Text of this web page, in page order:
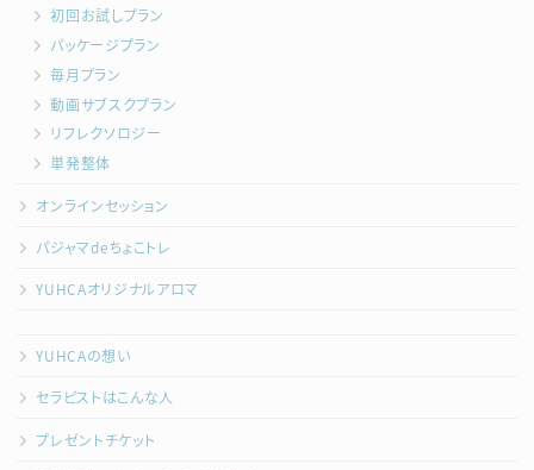
初回お試しプラン
パッケージプラン
毎月プラン
動画サブスクプラン
リフレクソロジー
単発整体
オンラインセッション
パジャマdeちょこトレ
YUHCAオリジナルアロマ
YUHCAの想い
セラピストはこんな人
プレゼントチケット